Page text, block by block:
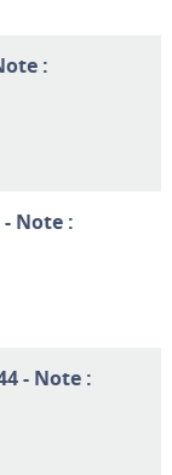
:
Note :
- Note :